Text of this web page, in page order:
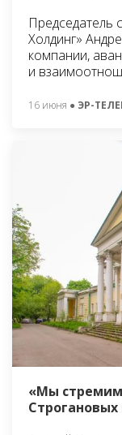
Председатель
Холдинг»
компании,
и
16 июня ● ЭР-
«Мы
Строгановых